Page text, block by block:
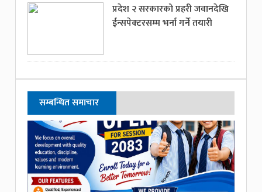
प्रदेश २ सरकारको प्रहरी जवानदेखि
ईन्सपेक्टरसम्म भर्ना गर्ने तयारी
सम्बन्धित समाचार